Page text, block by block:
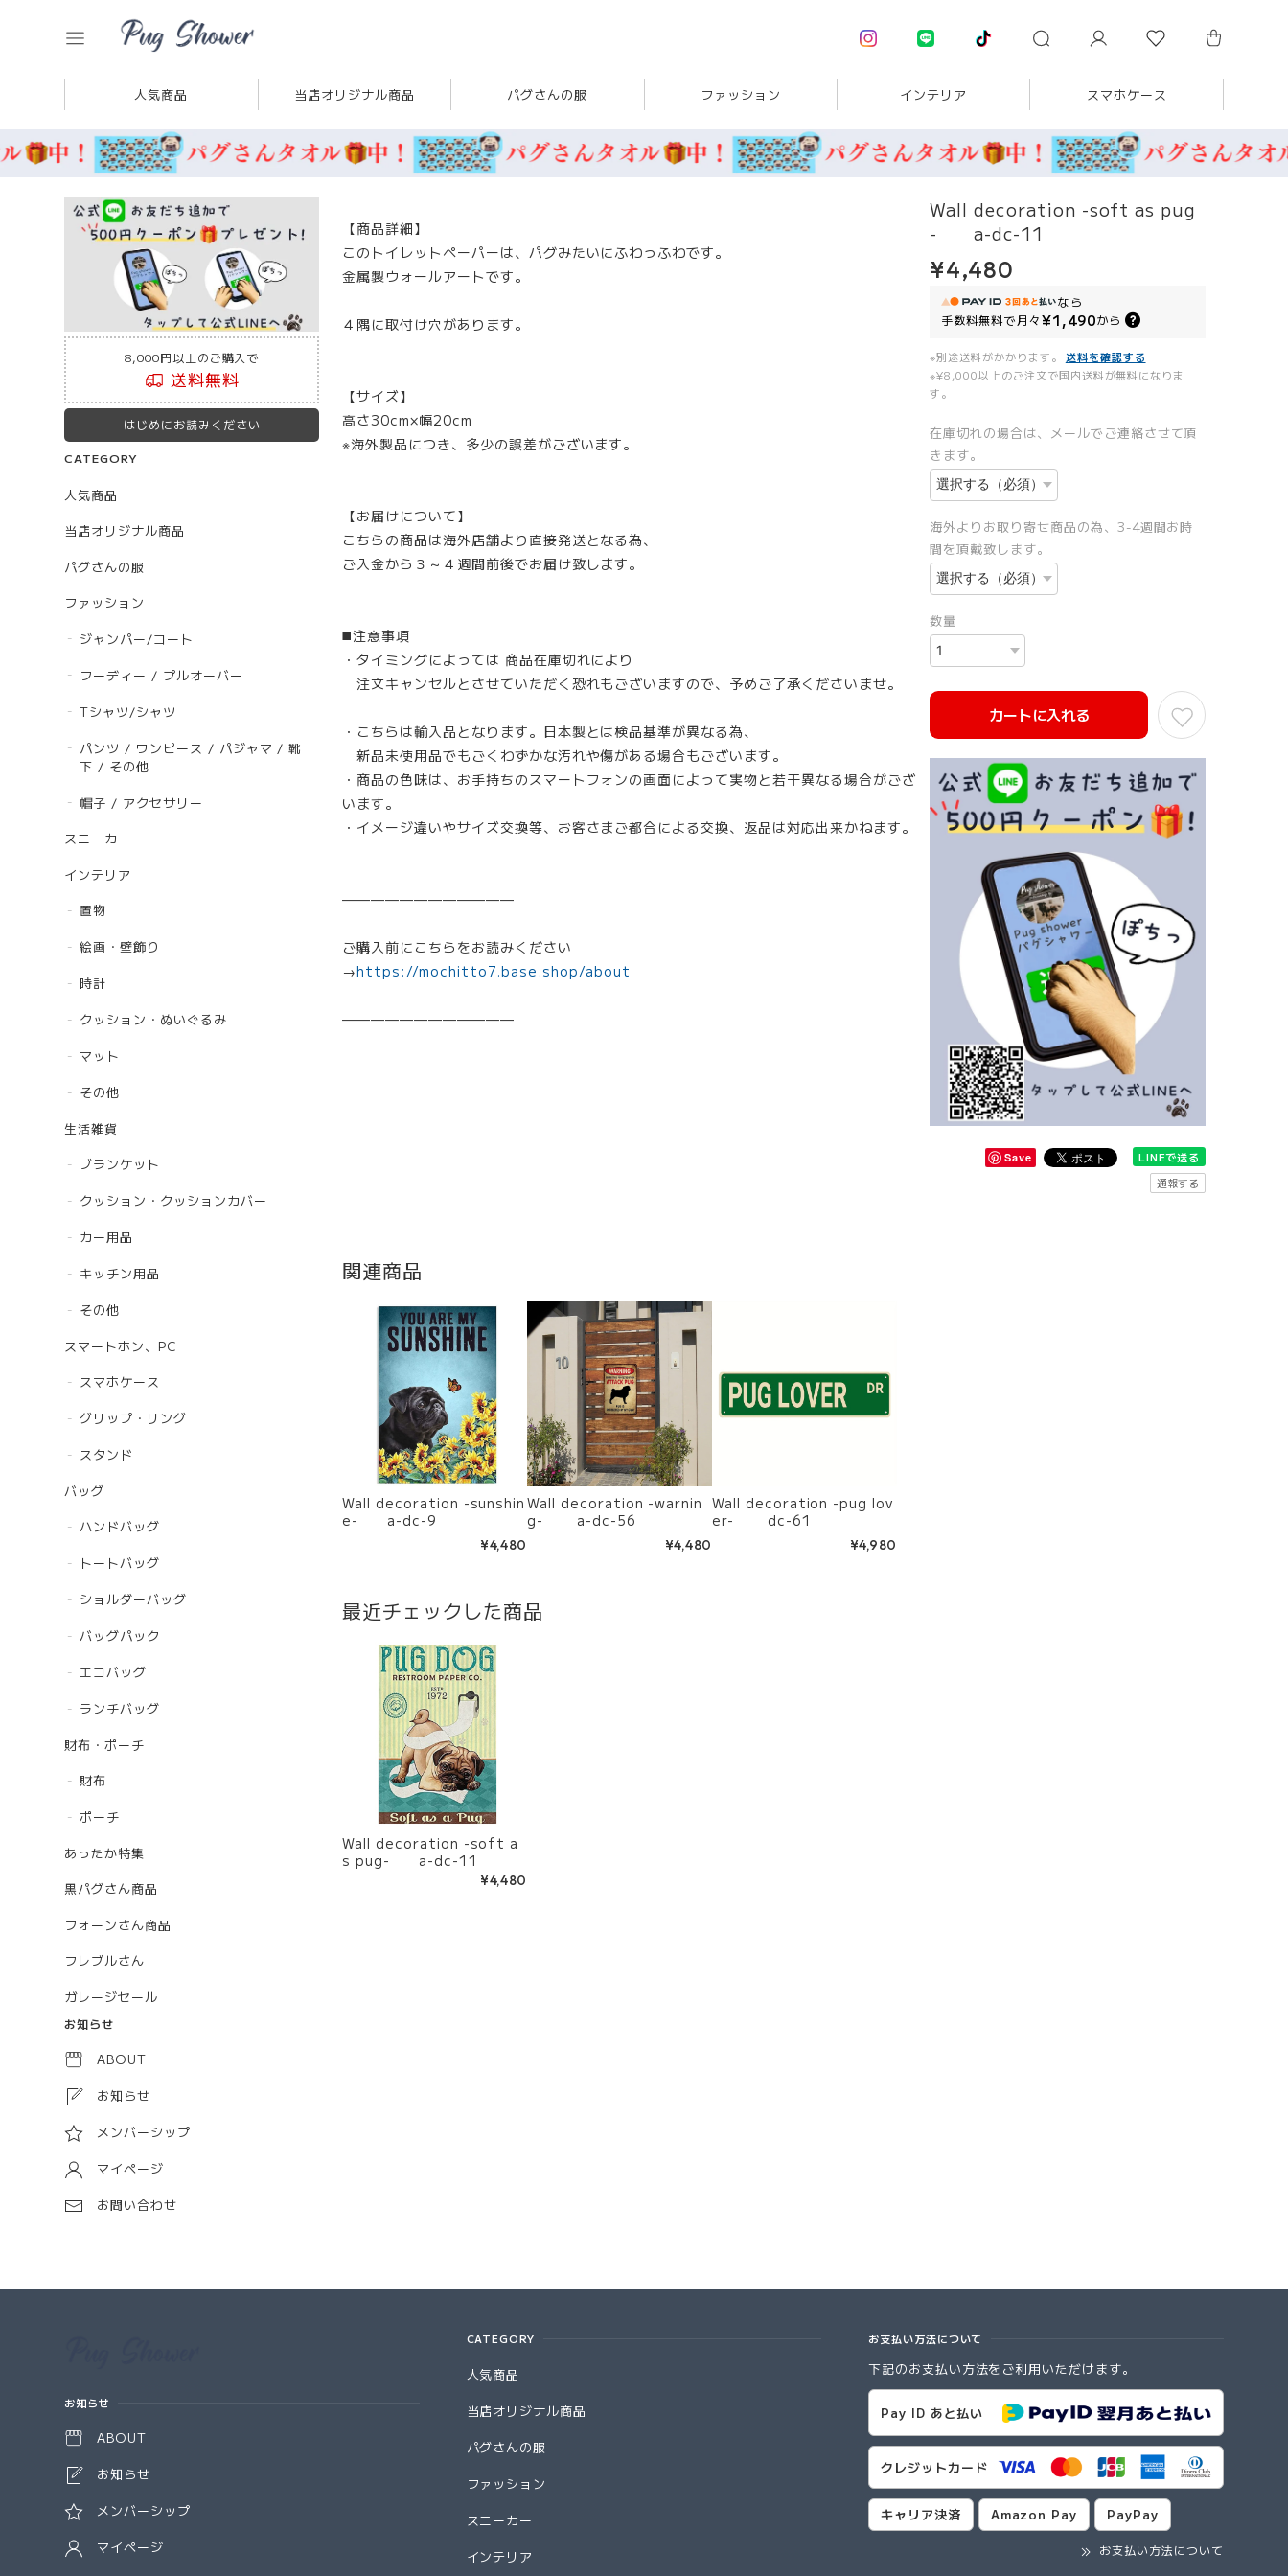
人気商品 当店オリジナル商品 パグさんの服 ファッション インテリア スマホケース
8,000円以上のご購入で
送料無料
はじめにお読みください
CATEGORY
人気商品
当店オリジナル商品
パグさんの服
ファッション
ジャンパー/コート
フーディー / プルオーバー
Tシャツ/シャツ
パンツ / ワンピース / パジャマ / 靴
下 / その他
帽子 / アクセサリー
スニーカー
インテリア
置物
絵画・壁飾り
時計
クッション・ぬいぐるみ
マット
その他
生活雑貨
ブランケット
クッション・クッションカバー
カー用品
キッチン用品
その他
スマートホン、PC
スマホケース
グリップ・リング
スタンド
バッグ
ハンドバッグ
トートバッグ
ショルダーバッグ
バッグパック
エコバッグ
ランチバッグ
財布・ポーチ
財布
ポーチ
あったか特集
黒パグさん商品
フォーンさん商品
フレブルさん
ガレージセール
お知らせ
ABOUT
お知らせ
メンバーシップ
マイページ
お問い合わせ
【商品詳細】
このトイレットペーパーは、パグみたいにふわっふわです。
金属製ウォールアートです。
４隅に取付け穴があります。
【サイズ】
高さ30cm×幅20cm
※海外製品につき、多少の誤差がございます。
【お届けについて】
こちらの商品は海外店舗より直接発送となる為、
ご入金から３～４週間前後でお届け致します。
◼️注意事項
・タイミングによっては 商品在庫切れにより
注文キャンセルとさせていただく恐れもございますので、予めご了承くださいませ。
・こちらは輸入品となります。日本製とは検品基準が異なる為、
新品未使用品でもごくわずかな汚れや傷がある場合もございます。
・商品の色味は、お手持ちのスマートフォンの画面によって実物と若干異なる場合がござ
います。
・イメージ違いやサイズ交換等、お客さまご都合による交換、返品は対応出来かねます。
————————————
ご購入前にこちらをお読みください
→https://mochitto7.base.shop/about
————————————
Wall decoration -soft as pug
- a-dc-11
¥4,480
なら
手数料無料で月々¥1,490から
※別途送料がかかります。
送料を確認する
※¥8,000以上のご注文で国内送料が無料になりま
す。
在庫切れの場合は、メールでご連絡させて頂
きます。
海外よりお取り寄せ商品の為、3-4週間お時
間を頂戴致します。
数量
カートに入れる
Save
LINEで送る
通報する
関連商品
Wall decoration -sunshin
e- a-dc-9
¥4,480
Wall decoration -warnin
g- a-dc-56
¥4,480
Wall decoration -pug lov
er- dc-61
¥4,980
最近チェックした商品
Wall decoration -soft a
s pug- a-dc-11
¥4,480
お知らせ
ABOUT
お知らせ
メンバーシップ
マイページ
CATEGORY
人気商品
当店オリジナル商品
パグさんの服
ファッション
スニーカー
インテリア
お支払い方法について
下記のお支払い方法をご利用いただけます。
Pay ID あと払い
クレジットカード
キャリア決済 Amazon Pay PayPay
お支払い方法について